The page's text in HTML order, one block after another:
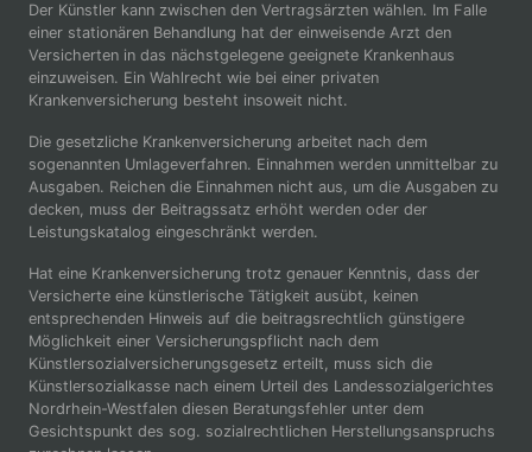
Der Künstler kann zwischen den Vertragsärzten wählen. Im Falle
einer stationären Behandlung hat der einweisende Arzt den
Versicherten in das nächstgelegene geeignete Krankenhaus
einzuweisen. Ein Wahlrecht wie bei einer privaten
Krankenversicherung besteht insoweit nicht.
Die gesetzliche Krankenversicherung arbeitet nach dem
sogenannten Umlageverfahren. Einnahmen werden unmittelbar zu
Ausgaben. Reichen die Einnahmen nicht aus, um die Ausgaben zu
decken, muss der Beitragssatz erhöht werden oder der
Leistungskatalog eingeschränkt werden.
Hat eine Krankenversicherung trotz genauer Kenntnis, dass der
Versicherte eine künstlerische Tätigkeit ausübt, keinen
entsprechenden Hinweis auf die beitragsrechtlich günstigere
Möglichkeit einer Versicherungspflicht nach dem
Künstlersozialversicherungsgesetz erteilt, muss sich die
Künstlersozialkasse nach einem Urteil des Landessozialgerichtes
Nordrhein-Westfalen diesen Beratungsfehler unter dem
Gesichtspunkt des sog. sozialrechtlichen Herstellungsanspruchs